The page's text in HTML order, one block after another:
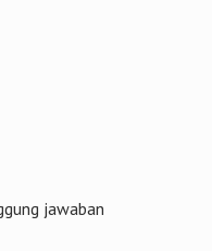
jawaban